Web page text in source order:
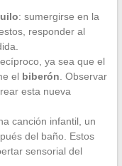
: sumergirse en la
responder al
ya sea que el
el biberón . Observar
esta nueva
canción infantil, un
del baño. Estos
sensorial del